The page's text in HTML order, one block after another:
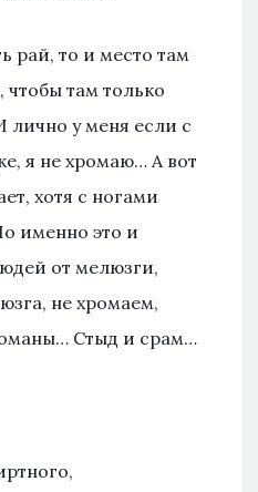
рай, то и место там
чтобы там только
у меня если с
я не хромаю… А вот
хотя с ногами
именно это и
от мелюзги,
не хромаем,
Стыд и срам…